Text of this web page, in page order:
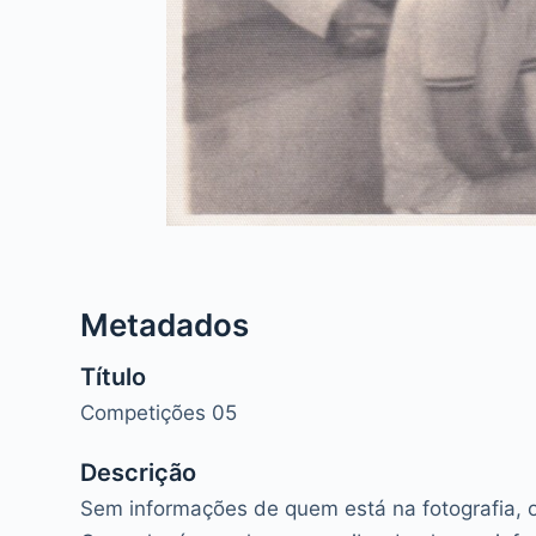
Metadados
Título
Competições 05
Descrição
Sem informações de quem está na fotografia,